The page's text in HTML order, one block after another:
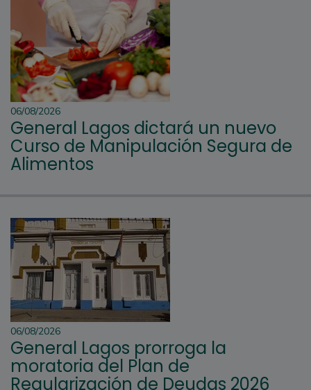
06/08/2026
General Lagos dictará un nuevo
Curso de Manipulación Segura de
Alimentos
06/08/2026
General Lagos prorroga la
moratoria del Plan de
Regularización de Deudas 2026